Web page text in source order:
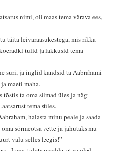
nimi, oli maas tema värava ees,
täita leivaraasukestega, mis rikka
tulid ja lakkusid tema
suri, ja inglid kandsid ta Aabrahami
maeti maha.
tõstis ta oma silmad üles ja nägi
tema süles.
halasta minu peale ja saada
sõrmeotsa vette ja jahutaks mu
valu selles leegis!”